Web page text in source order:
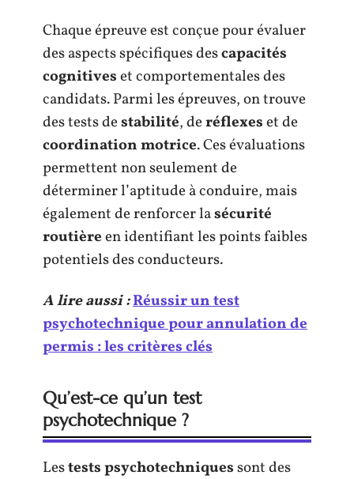
Chaque épreuve est conçue pour évaluer
des aspects spécifiques descapacités
cognitiveset comportementales des
candidats. Parmi les épreuves, on trouve
des tests destabilité, deréflexeset de
coordination motrice. Ces évaluations
permettent non seulement de
déterminer l’aptitude à conduire, mais
également de renforcer lasécurité
routièreen identifiant les points faibles
potentiels des conducteurs.
A lire aussi :Réussir un test
psychotechnique pour annulation de
permis : les critères clés
Qu’est-ce qu’un test
psychotechnique ?
Lestests psychotechniquessont des